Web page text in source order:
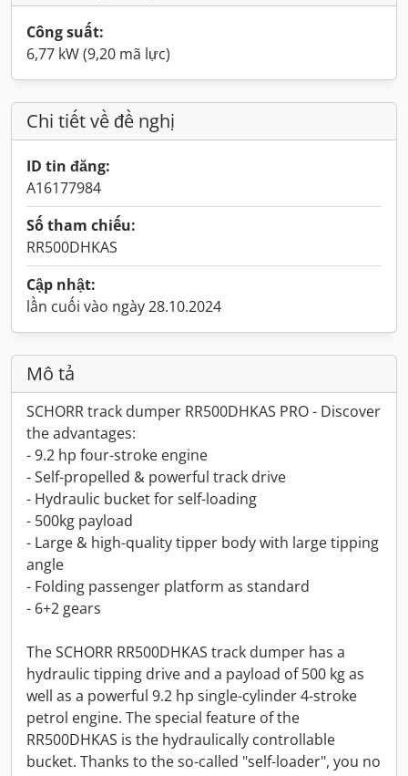
Công suất:
6,77 kW (9,20 mã lực)
Chi tiết về đề nghị
ID tin đăng:
A16177984
Số tham chiếu:
RR500DHKAS
Cập nhật:
lần cuối vào ngày 28.10.2024
Mô tả
SCHORR track dumper RR500DHKAS PRO - Discover
the advantages:
- 9.2 hp four-stroke engine
- Self-propelled & powerful track drive
- Hydraulic bucket for self-loading
- 500kg payload
- Large & high-quality tipper body with large tipping
angle
- Folding passenger platform as standard
- 6+2 gears
The SCHORR RR500DHKAS track dumper has a
hydraulic tipping drive and a payload of 500 kg as
well as a powerful 9.2 hp single-cylinder 4-stroke
petrol engine. The special feature of the
RR500DHKAS is the hydraulically controllable
bucket. Thanks to the so-called "self-loader", you no